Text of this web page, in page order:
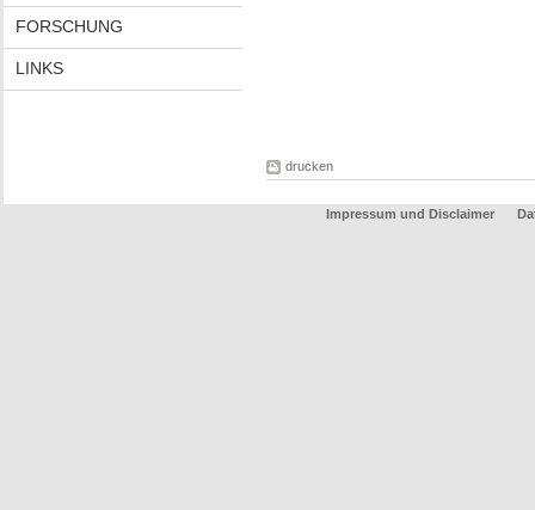
FORSCHUNG
LINKS
drucken
Impressum und Disclaimer